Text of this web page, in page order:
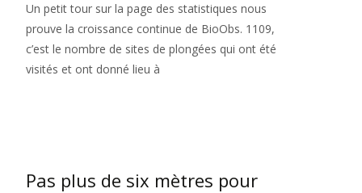
Un petit tour sur la page des statistiques nous
prouve la croissance continue de BioObs. 1109,
c’est le nombre de sites de plongées qui ont été
visités et ont donné lieu à
Pas plus de six mètres pour